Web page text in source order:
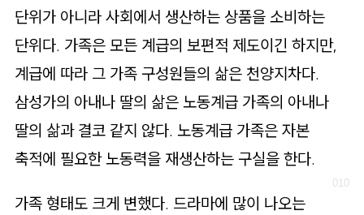
단위가 아니라 사회에서 생산하는 상품을 소비하는
단위다. 가족은 모든 계급의 보편적 제도이긴 하지만,
계급에 따라 그 가족 구성원들의 삶은 천양지차다.
삼성가의 아내나 딸의 삶은 노동계급 가족의 아내나
딸의 삶과 결코 같지 않다. 노동계급 가족은 자본
축적에 필요한 노동력을 재생산하는 구실을 한다.
가족 형태도 크게 변했다. 드라마에 많이 나오는